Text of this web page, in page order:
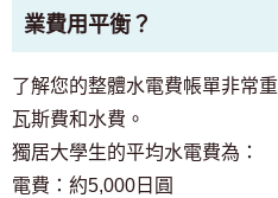
業費用平衡？
了解您的整體水電費帳單非常
瓦斯費和水費。
獨居大學生的平均水電費為：
電費：約5,000日圓